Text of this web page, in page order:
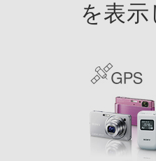
を表示